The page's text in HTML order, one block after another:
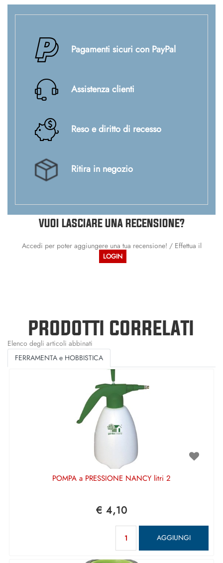
Pagamenti sicuri con PayPal
Assistenza clienti
Reso e diritto di recesso
Ritira in negozio
VUOI LASCIARE UNA RECENSIONE?
Accedi per poter aggiungere una tua recensione! / Effettua il
LOGIN
PRODOTTI CORRELATI
Elenco degli articoli abbinati
FERRAMENTA e HOBBISTICA
POMPA a PRESSIONE NANCY litri 2
€ 4,10
AGGIUNGI